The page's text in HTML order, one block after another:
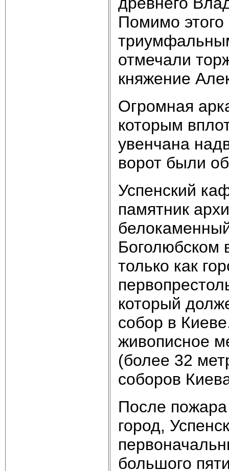
Помимо
отмечали
княжение
Огромная
которым
увенчана
ворот были
Успенский
памятник
Боголюбском
только как
который
собор в
живописное
(более 32
соборов
После пожара
город,
большого